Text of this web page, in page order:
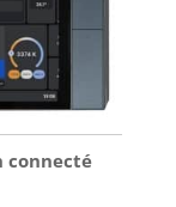
connecté